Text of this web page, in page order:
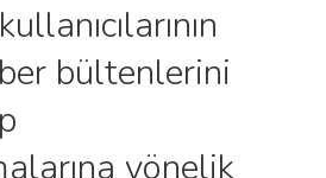
bültenlerini
yönelik